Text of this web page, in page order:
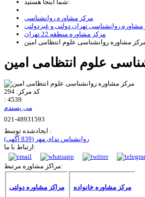
شما اینجا هستید:
مرکز مشاوره روانشناسی
مشاوره روانشناسی تهران دولتی و غیردولتی
مرکز مشاوره منطقه 22 تهران
مشاوره روانشناسی علوم انتظامی امین
کد مرکز: 294
: 4539
می پسندم
021-48931593
ایجادشده توسط :
روانشناس ندای مهر (839 آگهی)
ارتباط با ما:
مراکز مشاوره مرتبط:
مراکز مشاوره دولتی مرکز مشاوره خانواده